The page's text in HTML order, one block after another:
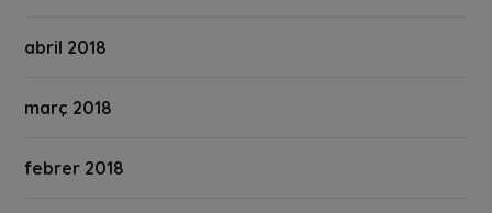
abril 2018
març 2018
febrer 2018